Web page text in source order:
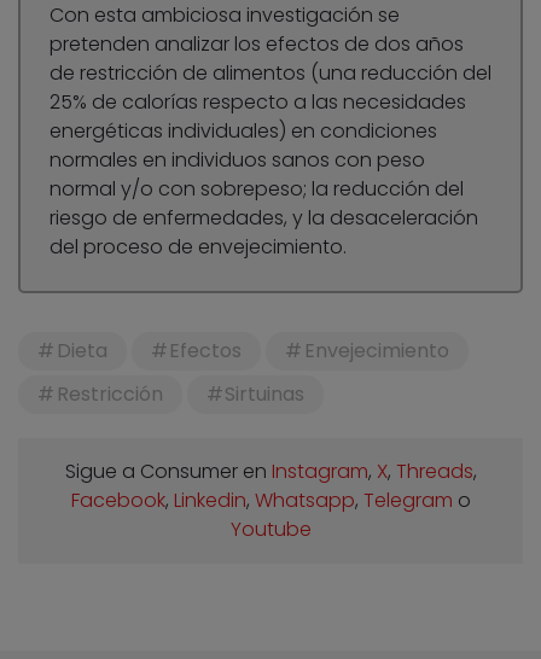
Con esta ambiciosa investigación se
pretenden analizar los efectos de dos años
de restricción de alimentos (una reducción del
25% de calorías respecto a las necesidades
energéticas individuales) en condiciones
normales en individuos sanos con peso
normal y/o con sobrepeso; la reducción del
riesgo de enfermedades, y la desaceleración
del proceso de envejecimiento.
Dieta Efectos
Envejecimiento
Restricción
Sirtuinas
Sigue a Consumer en Instagram, X, Threads,
Facebook, Linkedin, Whatsapp, Telegram o
Youtube